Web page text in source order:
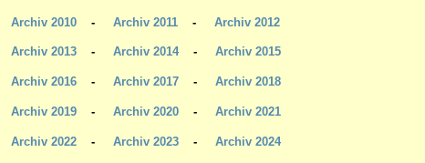
Archiv 2010 - Archiv 2011 - Archiv 2012
Archiv 2013 - Archiv 2014- Archiv 2015
Archiv 2016 - Archiv 2017 - Archiv 2018
Archiv 2019 - Archiv 2020 - Archiv 2021
Archiv 2022 - Archiv 2023 - Archiv 2024